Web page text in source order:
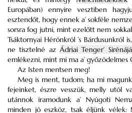
Europában) ennyire vesztiben
esztendőt, hogy ennek a’ sokféle
sorsra fog jutni, mint ezelőtt nem sokkal
Tsáktornyai Hérónkról ’s Bárdusunkról
ne tisztelné azÁdriai Tenger’
emlékezni, mint mi ma a’ győzödelmes
Az Isten mentsen meg!
Meg is ment, tudom; ha mi
fejeinket, észre vesszük, melly utól
utánnok iramodunk a’ Nyúgoti
minden jó eszköz, tsak éljünk vélek: